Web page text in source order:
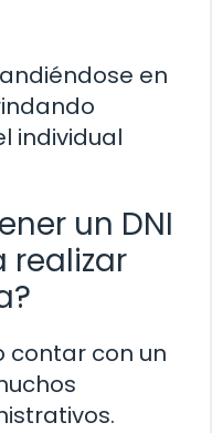
en
individual
un DNI
realizar
contar con un